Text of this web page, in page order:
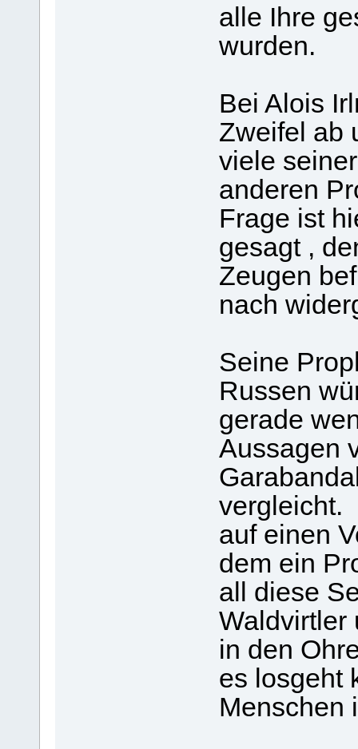
alle Ihre
wurden.
Bei Alois
Zweifel ab
viele
anderen
Frage ist
gesagt ,
Zeugen
nach
Seine
Russen
gerade
Aussagen
vergleicht.
auf einen
dem ein
all diese
Waldvirtler
in den
es losgeht
Menschen